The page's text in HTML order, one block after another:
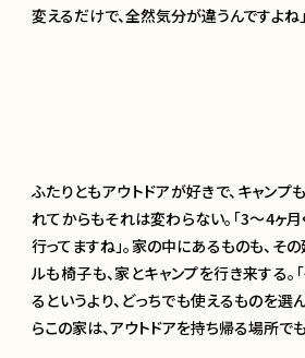
変えるだけで、全然気分が違うんですよね」
ふたりともアウトドアが好きで、キャンプ
れてからもそれは変わらない。「3〜4ヶ
行ってますね」。家の中にあるものも、そ
ルも椅子も、家とキャンプを行き来する。
るというより、どっちでも使えるものを選
らこの家は、アウトドアを持ち帰る場所で